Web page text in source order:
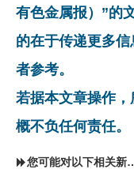
有色金属报）”的
的在于传递更多
者参考。
若据本文章操作
概不负任何责任。
您可能对以下相关新闻同样感兴趣